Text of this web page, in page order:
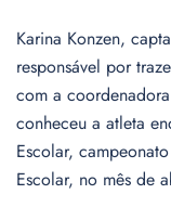
Karina Konzen,
responsável por
com a
conheceu a atleta
Escolar,
Escolar, no mês de